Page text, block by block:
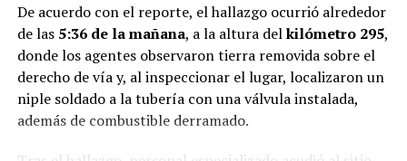
De acuerdo con el reporte, el hallazgo ocurrió alrededor
de las 5:36 de la mañana, a la altura delkilómetro 295,
donde los agentes observaron tierra removida sobre el
derecho de vía y, al inspeccionar el lugar, localizaron un
niple soldado a la tubería con una válvula instalada,
además de combustible derramado.